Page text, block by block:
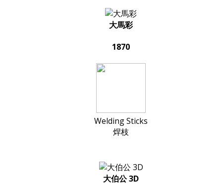
大馬彩
1870
Welding Sticks
焊枝
大伯公 3D